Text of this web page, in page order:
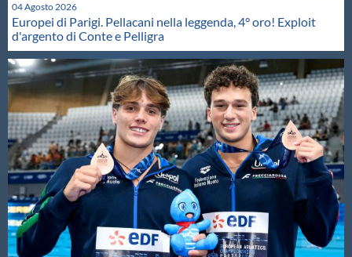
04 Agosto 2026
Europei di Parigi. Pellacani nella leggenda, 4° oro! Exploit
d'argento di Conte e Pelligra